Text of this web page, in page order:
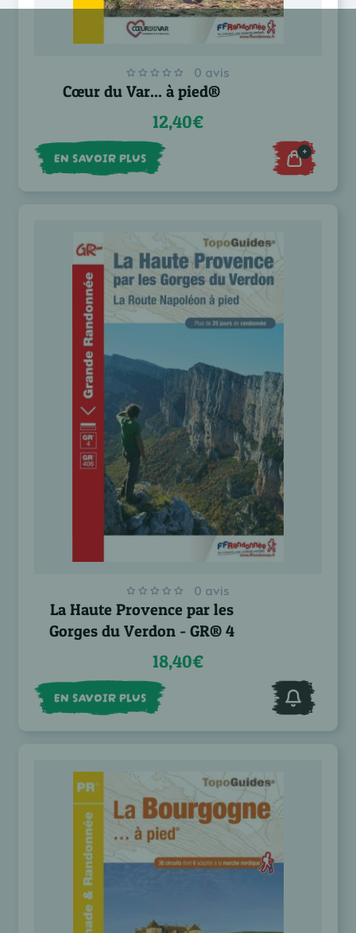
0 avis
Cœur du Var... à pied®
12,40€
EN SAVOIR PLUS +
0 avis
La Haute Provence par les
Gorges du Verdon - GR® 4
18,40€
EN SAVOIR PLUS